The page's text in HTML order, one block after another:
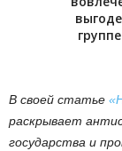
В своей статье
раскрывает
государства и